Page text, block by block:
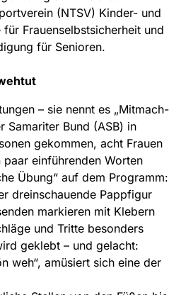
(NTSV) Kinder- und
Frauenselbstsicherheit und
für Senioren.
– sie nennt es „Mitmach-
Samariter Bund (ASB) in
gekommen, acht Frauen
einführenden Worten
Übung“ auf dem Programm:
dreinschauende Pappfigur
markieren mit Klebern
und Tritte besonders
geklebt – und gelacht:
weh“, amüsiert sich eine der